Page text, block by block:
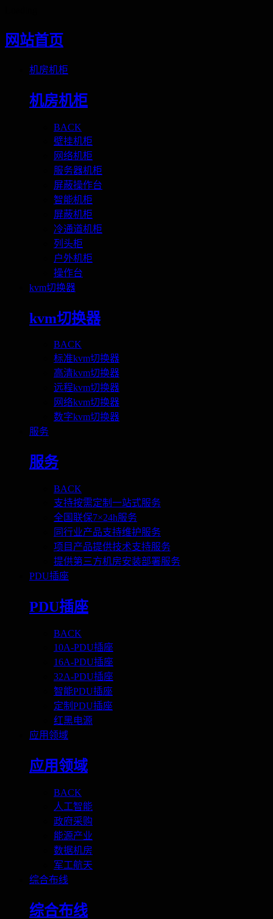
网站首页
机房机柜
机房机柜
BACK
壁挂机柜
网络机柜
服务器机柜
屏蔽操作台
智能机柜
屏蔽机柜
冷通道机柜
列头柜
户外机柜
操作台
kvm切换器
kvm切换器
BACK
标准kvm切换器
高清kvm切换器
远程kvm切换器
网络kvm切换器
数字kvm切换器
服务
服务
BACK
支持按需定制一站式服务
全国联保7×24h服务
同行业产品支持维护服务
项目产品提供技术支持服务
提供第三方机房安装部署服务
PDU插座
PDU插座
BACK
10A-PDU插座
16A-PDU插座
32A-PDU插座
智能PDU插座
定制PDU插座
红黑电源
应用领域
应用领域
BACK
人工智能
政府采购
能源产业
数据机房
军工航天
综合布线
综合布线